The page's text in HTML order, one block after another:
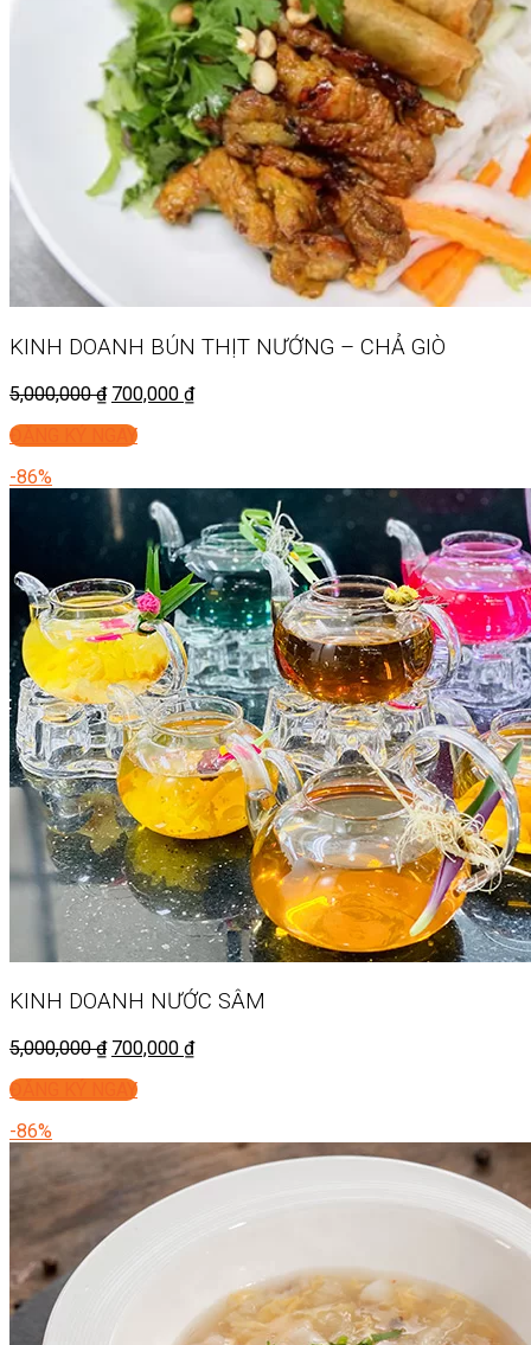
KINH DOANH BÚN THỊT NƯỚNG – CHẢ GIÒ
5,000,000₫ 700,000 ₫
ĐĂNG KÝ NGAY
-86%
KINH DOANH NƯỚC SÂM
5,000,000₫ 700,000 ₫
ĐĂNG KÝ NGAY
-86%